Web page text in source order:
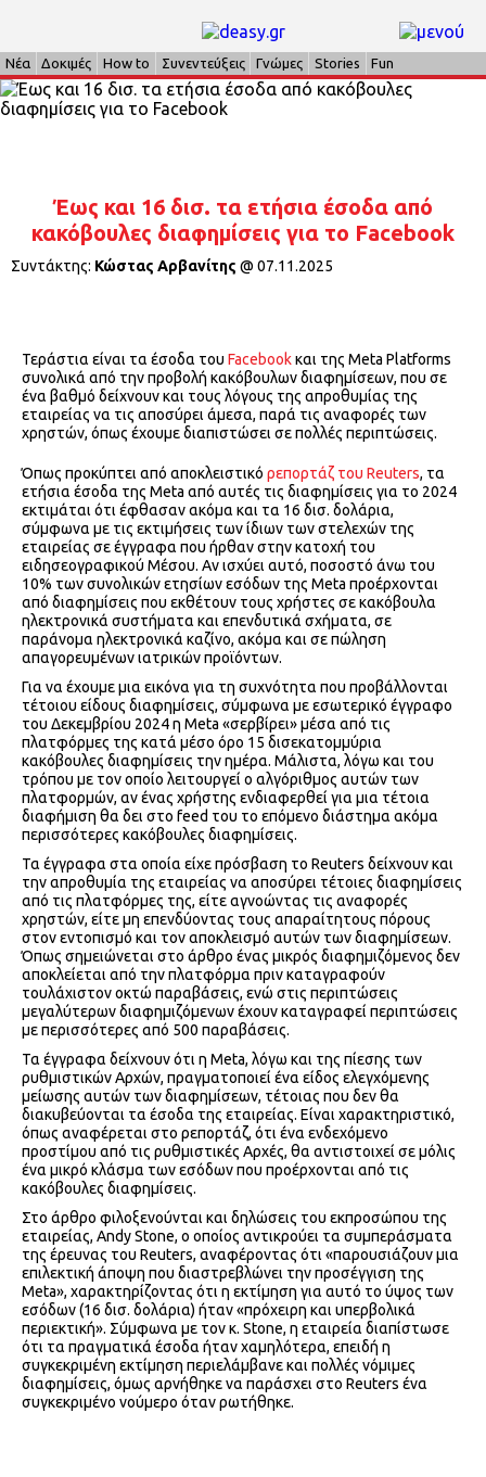
Νέα Δοκιμές How to Συνεντεύξεις Γνώμες Stories Fun
Έως και 16 δισ. τα ετήσια έσοδα από
κακόβουλες διαφημίσεις για το Facebook
Συντάκτης: Κώστας Αρβανίτης @ 07.11.2025
Τεράστια είναι τα έσοδα του Facebookκαι της Meta Platforms
συνολικά από την προβολή κακόβουλων διαφημίσεων, που σε
ένα βαθμό δείχνουν και τους λόγους της απροθυμίας της
εταιρείας να τις αποσύρει άμεσα, παρά τις αναφορές των
χρηστών, όπως έχουμε διαπιστώσει σε πολλές περιπτώσεις.
Όπως προκύπτει από αποκλειστικό ρεπορτάζ του Reuters, τα
ετήσια έσοδα της Meta από αυτές τις διαφημίσεις για το 2024
εκτιμάται ότι έφθασαν ακόμα και τα 16 δισ. δολάρια,
σύμφωνα με τις εκτιμήσεις των ίδιων των στελεχών της
εταιρείας σε έγγραφα που ήρθαν στην κατοχή του
ειδησεογραφικού Μέσου. Αν ισχύει αυτό, ποσοστό άνω του
10% των συνολικών ετησίων εσόδων της Meta προέρχονται
από διαφημίσεις που εκθέτουν τους χρήστες σε κακόβουλα
ηλεκτρονικά συστήματα και επενδυτικά σχήματα, σε
παράνομα ηλεκτρονικά καζίνο, ακόμα και σε πώληση
απαγορευμένων ιατρικών προϊόντων.
Για να έχουμε μια εικόνα για τη συχνότητα που προβάλλονται
τέτοιου είδους διαφημίσεις, σύμφωνα με εσωτερικό έγγραφο
του Δεκεμβρίου 2024 η Meta «σερβίρει» μέσα από τις
πλατφόρμες της κατά μέσο όρο 15 δισεκατομμύρια
κακόβουλες διαφημίσεις την ημέρα. Μάλιστα, λόγω και του
τρόπου με τον οποίο λειτουργεί ο αλγόριθμος αυτών των
πλατφορμών, αν ένας χρήστης ενδιαφερθεί για μια τέτοια
διαφήμιση θα δει στο feed του το επόμενο διάστημα ακόμα
περισσότερες κακόβουλες διαφημίσεις.
Τα έγγραφα στα οποία είχε πρόσβαση το Reuters δείχνουν και
την απροθυμία της εταιρείας να αποσύρει τέτοιες διαφημίσεις
από τις πλατφόρμες της, είτε αγνοώντας τις αναφορές
χρηστών, είτε μη επενδύοντας τους απαραίτητους πόρους
στον εντοπισμό και τον αποκλεισμό αυτών των διαφημίσεων.
Όπως σημειώνεται στο άρθρο ένας μικρός διαφημιζόμενος δεν
αποκλείεται από την πλατφόρμα πριν καταγραφούν
τουλάχιστον οκτώ παραβάσεις, ενώ στις περιπτώσεις
μεγαλύτερων διαφημιζόμενων έχουν καταγραφεί περιπτώσεις
με περισσότερες από 500 παραβάσεις.
Τα έγγραφα δείχνουν ότι η Meta, λόγω και της πίεσης των
ρυθμιστικών Αρχών, πραγματοποιεί ένα είδος ελεγχόμενης
μείωσης αυτών των διαφημίσεων, τέτοιας που δεν θα
διακυβεύονται τα έσοδα της εταιρείας. Είναι χαρακτηριστικό,
όπως αναφέρεται στο ρεπορτάζ, ότι ένα ενδεχόμενο
προστίμου από τις ρυθμιστικές Αρχές, θα αντιστοιχεί σε μόλις
ένα μικρό κλάσμα των εσόδων που προέρχονται από τις
κακόβουλες διαφημίσεις.
Στο άρθρο φιλοξενούνται και δηλώσεις του εκπροσώπου της
εταιρείας, Andy Stone, ο οποίος αντικρούει τα συμπεράσματα
της έρευνας του Reuters, αναφέροντας ότι «παρουσιάζουν μια
επιλεκτική άποψη που διαστρεβλώνει την προσέγγιση της
Meta», χαρακτηρίζοντας ότι η εκτίμηση για αυτό το ύψος των
εσόδων (16 δισ. δολάρια) ήταν «πρόχειρη και υπερβολικά
περιεκτική». Σύμφωνα με τον κ. Stone, η εταιρεία διαπίστωσε
ότι τα πραγματικά έσοδα ήταν χαμηλότερα, επειδή η
συγκεκριμένη εκτίμηση περιελάμβανε και πολλές νόμιμες
διαφημίσεις, όμως αρνήθηκε να παράσχει στο Reuters ένα
συγκεκριμένο νούμερο όταν ρωτήθηκε.